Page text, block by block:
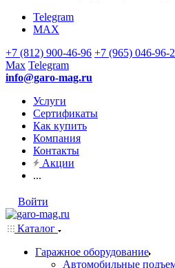
Telegram
MAX
+7 (812) 900-46-96 +7 (965) 046-96-
Max Telegram
info@garo-mag.ru
Услуги
Сертификаты
Как купить
Компания
Контакты
Акции
...
Войти
Каталог
Гаражное оборудование
Автомобильные